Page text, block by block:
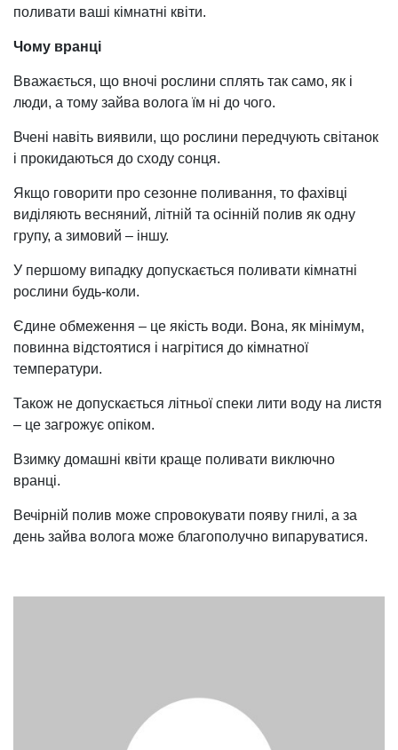
поливати ваші кімнатні квіти.
Чому вранці
Вважається, що вночі рослини сплять так само, як і
люди, а тому зайва волога їм ні до чого.
Вчені навіть виявили, що рослини передчують світанок
і прокидаються до сходу сонця.
Якщо говорити про сезонне поливання, то фахівці
виділяють весняний, літній та осінній полив як одну
групу, а зимовий – іншу.
У першому випадку допускається поливати кімнатні
рослини будь-коли.
Єдине обмеження – це якість води. Вона, як мінімум,
повинна відстоятися і нагрітися до кімнатної
температури.
Також не допускається літньої спеки лити воду на листя
– це загрожує опіком.
Взимку домашні квіти краще поливати виключно
вранці.
Вечірній полив може спровокувати появу гнилі, а за
день зайва волога може благополучно випаруватися.